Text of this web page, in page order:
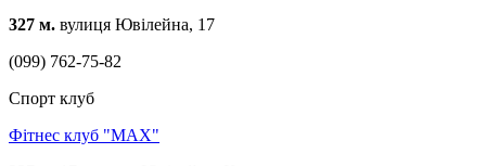
327 м. вулиця Ювілейна, 17
(099) 762-75-82
Спорт клуб
Фітнес клуб "MAX"